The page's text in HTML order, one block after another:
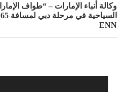
وكالة أنباء الإمارات – “طواف
ENN